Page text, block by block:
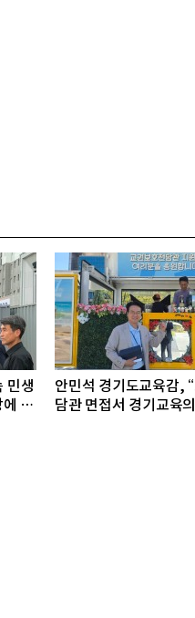
민생
답
안민석 경기도교육감,
담관 면접서 경기교육